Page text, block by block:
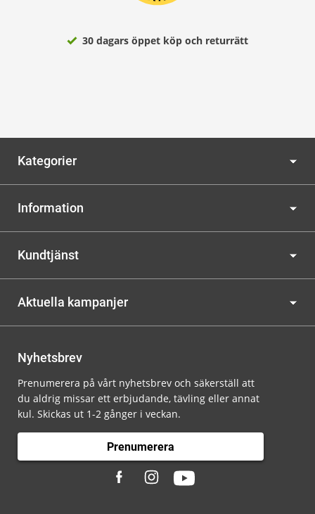
30 dagars öppet köp och returrätt
Kategorier
Information
Kundtjänst
Aktuella kampanjer
Nyhetsbrev
Prenumerera på vårt nyhetsbrev och säkerställ att
du aldrig missar ett erbjudande, tävling eller annat
kul. Skickas ut 1-2 gånger i veckan.
Prenumerera